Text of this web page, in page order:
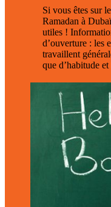
Si vous êtes sur
Ramadan à
utiles !
d’ouverture : les
travaillent
que d’habitude et